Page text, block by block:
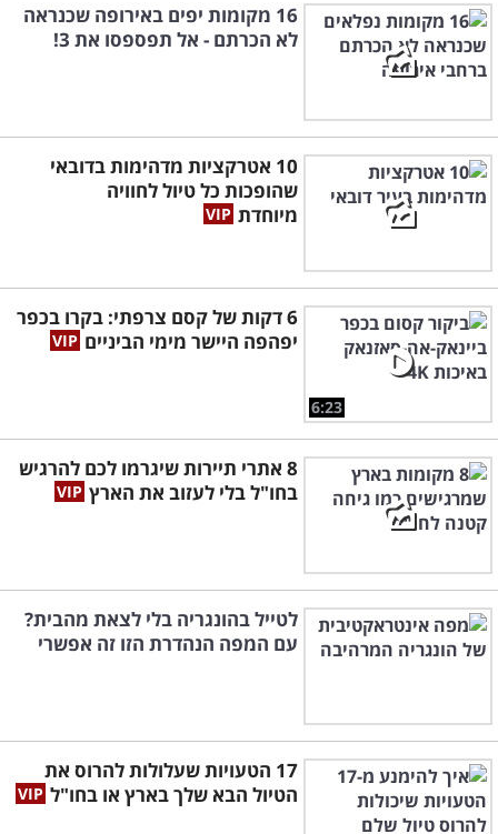
16 מקומות יפים באירופה שכנראה
לא הכרתם - אל תפספסו את 3!
10 אטרקציות מדהימות בדובאי
שהופכות כל טיול לחוויה
מיוחדת
6:23
6 דקות של קסם צרפתי: בקרו בכפר
יפהפה היישר מימי הביניים
8 אתרי תיירות שיגרמו לכם להרגיש
בחו"ל בלי לעזוב את הארץ
לטייל בהונגריה בלי לצאת מהבית?
עם המפה הנהדרת הזו זה אפשרי
17 הטעויות שעלולות להרוס את
הטיול הבא שלך בארץ או בחו"ל